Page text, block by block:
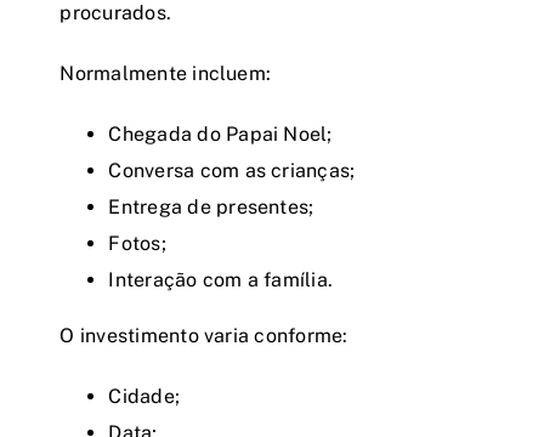
procurados.
Normalmente incluem:
Chegada do Papai Noel;
Conversa com as crianças;
Entrega de presentes;
Fotos;
Interação com a família.
O investimento varia conforme:
Cidade;